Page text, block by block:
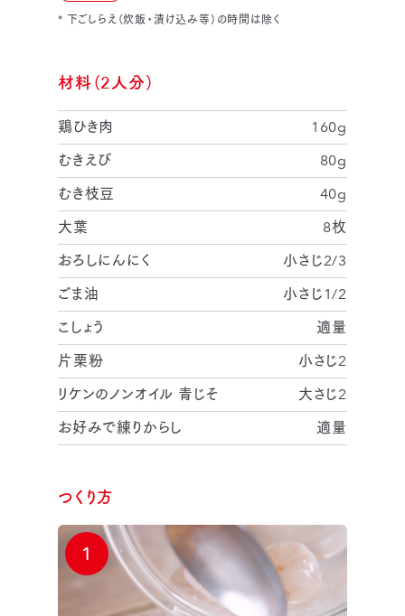
* 下ごしらえ（炊飯・漬け込み等）の時間は除く
材料（2人分）
鶏ひき肉
160g
むきえび
80g
むき枝豆
40g
大葉
8枚
おろしにんにく
小さじ2/3
ごま油
小さじ1/2
こしょう
適量
片栗粉
小さじ2
リケンのノンオイル 青じそ
大さじ2
お好みで練りからし
適量
つくり方
1